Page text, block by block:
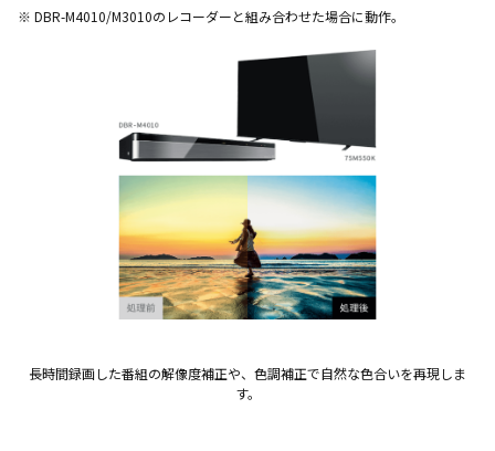
※ DBR-M4010/M3010のレコーダーと組み合わせた場合に動作。
長時間録画した番組の解像度補正や、色調補正で自然な色合いを再現しま
す。